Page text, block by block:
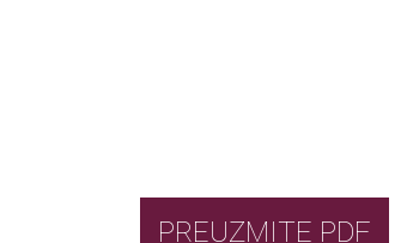
PREUZMITE PDF